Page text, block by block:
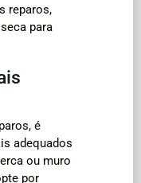
reparos,
para
é
adequados
ou muro
por